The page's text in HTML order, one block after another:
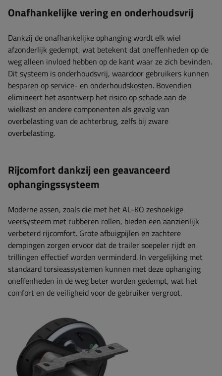
Onafhankelijke vering en onderhoudsvrij
Dankzij de onafhankelijke ophanging wordt elk wiel
afzonderlijk gedempt, wat betekent dat oneffenheden op de
weg alleen invloed hebben op de kant waar ze zich bevinden.
Dit systeem is onderhoudsvrij, waardoor gebruikers kunnen
besparen op service- en onderhoudskosten. Bovendien
elimineert het asontwerp het risico op schade aan de
wielkast en andere componenten als gevolg van
overbelasting van de achterbrug, zelfs bij zware
overbelasting.
Rijcomfort dankzij een geavanceerd
ophangingssysteem
Moderne assen, zoals die met het AL-KO zeshoekige
veersysteem met rubberen rollen, bieden een aanzienlijk
verbeterd rijcomfort. Grote afbuigpijlen en zachtere
dempingen zorgen ervoor dat de trailer soepeler rijdt en
trillingen effectief worden verminderd. In vergelijking met
standaard torsieassystemen kunnen met deze ophanging
oneffenheden in de weg beter worden gedempt, wat het
comfort en de veiligheid voor de gebruiker vergroot.